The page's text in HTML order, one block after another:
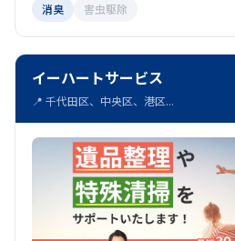
消臭
害虫駆除
イーハートサービス
📍 千代田区、中央区、港区...